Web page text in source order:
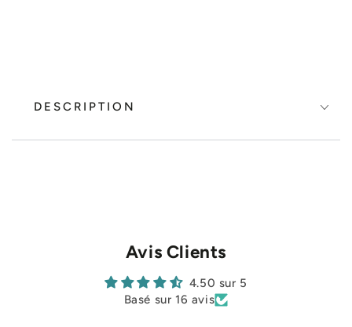
DESCRIPTION
Avis Clients
4.50 sur 5
Basé sur 16 avis